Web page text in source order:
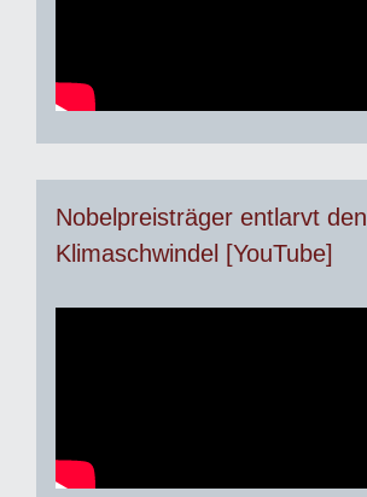
Nobelpreisträger entlarvt den
Klimaschwindel [YouTube]